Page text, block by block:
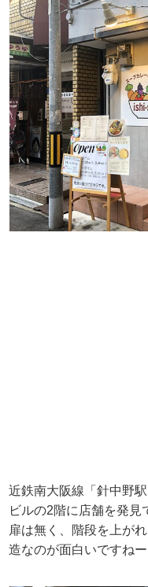
近鉄南大阪線「針中野
ビルの2階に店舗を発見
扉は無く、階段を上が
造なのが面白いですねー